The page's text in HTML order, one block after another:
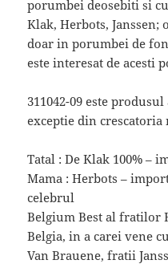
porumbei deosebiti si
Klak, Herbots,
doar in porumbei de
este interesat de acesti
311042-09 este
exceptie din crescatoria
Tatal : De Klak 100% –
Mama : Herbots –
celebrul
Belgium Best al fratilor
Belgia, in a carei vene
Van Brauene, fratii